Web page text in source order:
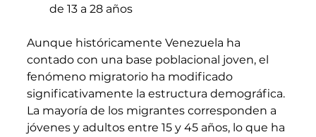
de 13 a 28 años
Aunque históricamente Venezuela ha
contado con una base poblacional joven, el
fenómeno migratorio ha modificado
significativamente la estructura demográfica.
La mayoría de los migrantes corresponden a
jóvenes y adultos entre 15 y 45 años, lo que ha